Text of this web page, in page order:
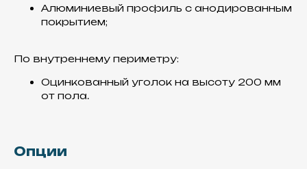
Алюминиевый профиль с анодированным
покрытием;
По внутреннему периметру:
Оцинкованный уголок на высоту 200 мм
от пола.
Опции
Используем пластик